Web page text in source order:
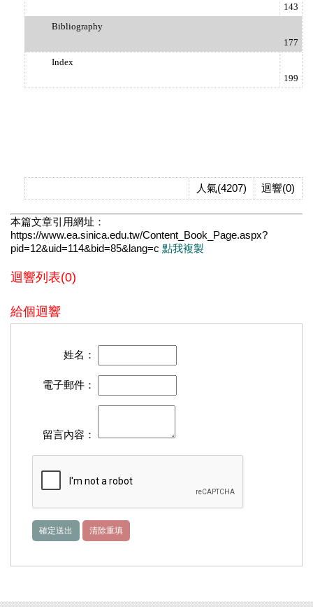
143
Bibliography
177
Index
199
迴響(0)
人氣(4207)
本篇文章引用網址：
https://www.ea.sinica.edu.tw/Content_Book_Page.aspx?
pid=12&uid=114&bid=85&lang=c 點我複製
迴響列表(0)
給個迴響
姓名：
電子郵件：
留言內容：